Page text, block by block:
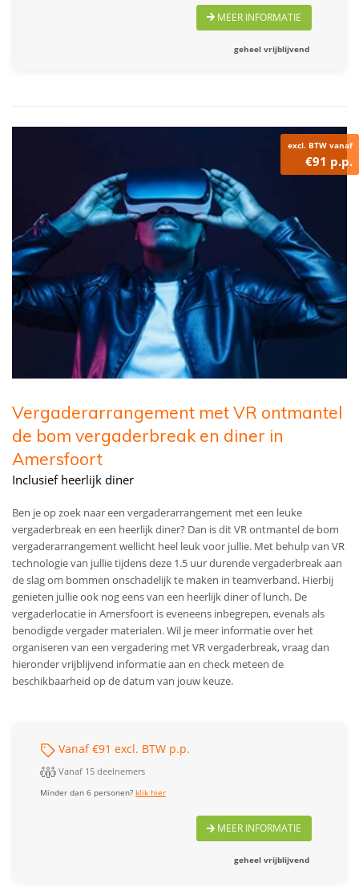
MEER INFORMATIE
geheel vrijblijvend
excl. BTW vanaf
€91 p.p.
Vergaderarrangement met VR ontmantel
de bom vergaderbreak en diner in
Amersfoort
Inclusief heerlijk diner
Ben je op zoek naar een vergaderarrangement met een leuke
vergaderbreak en een heerlijk diner? Dan is dit VR ontmantel de bom
vergaderarrangement wellicht heel leuk voor jullie. Met behulp van VR
technologie van jullie tijdens deze 1.5 uur durende vergaderbreak aan
de slag om bommen onschadelijk te maken in teamverband. Hierbij
genieten jullie ook nog eens van een heerlijk diner of lunch. De
vergaderlocatie in Amersfoort is eveneens inbegrepen, evenals als
benodigde vergader materialen. Wil je meer informatie over het
organiseren van een vergadering met VR vergaderbreak, vraag dan
hieronder vrijblijvend informatie aan en check meteen de
beschikbaarheid op de datum van jouw keuze.
Vanaf €91 excl. BTW p.p.
Vanaf 15 deelnemers
Minder dan 6 personen?klik hier
MEER INFORMATIE
geheel vrijblijvend